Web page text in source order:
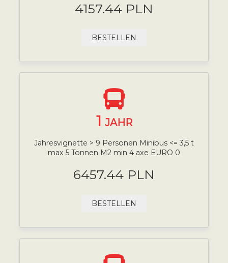
4157.44 PLN
BESTELLEN
1 JAHR
Jahresvignette > 9 Personen Minibus <= 3,5 t
max 5 Tonnen M2 min 4 axe EURO 0
6457.44 PLN
BESTELLEN